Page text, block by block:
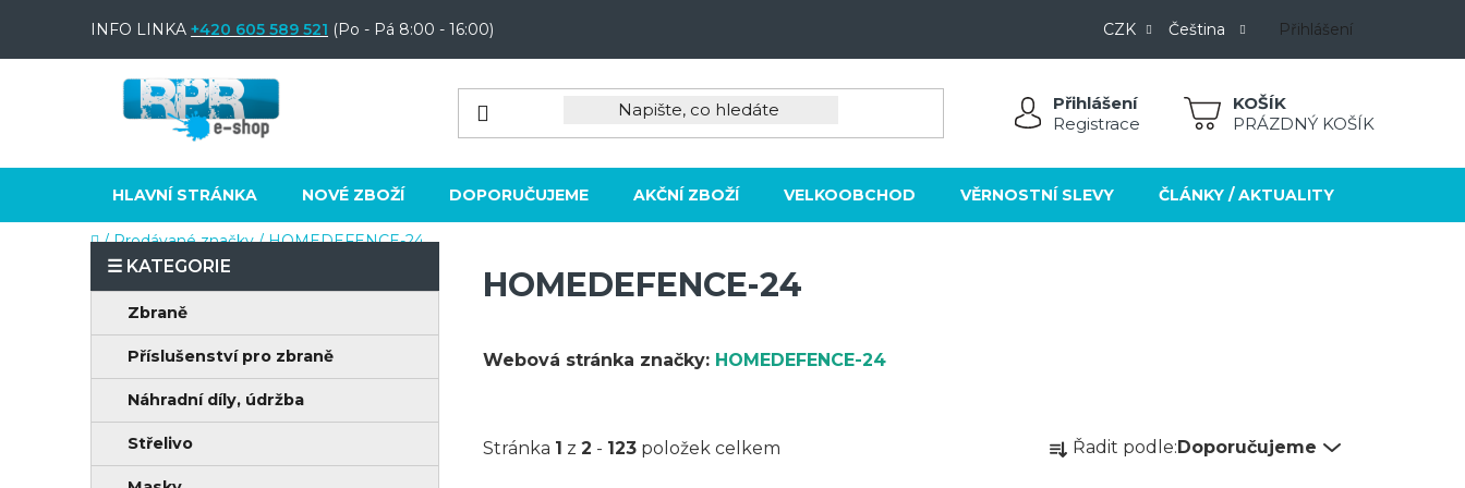
INFO LINKA +420 605 589 521 (Po - Pá 8:00 - 16:00) CZK Čeština Přihlášení
Přihlášení
Registrace
NÁKUPNÍPRÁZDNÝ KOŠÍK
HLAVNÍ STRÁNKA NOVÉ ZBOŽÍ DOPORUČUJEME AKČNÍ ZBOŽÍ VELKOOBCHOD VĚRNOSTNÍ SLEVY ČLÁNKY / AKTUALITY
Domů
/ Prodávané značky / HOMEDEFENCE-24
P
o
a
n
Přeskočit
kategorie
a
g
r
Zbraně
Příslušenství pro zbraně
Náhradní díly, údržba
Střelivo
HOMEDEFENCE-24
Webová stránka značky: HOMEDEFENCE-24
Stránka 1 z 2 - 123 položek celkem
Ř
a
Řadit podle: Doporučujeme